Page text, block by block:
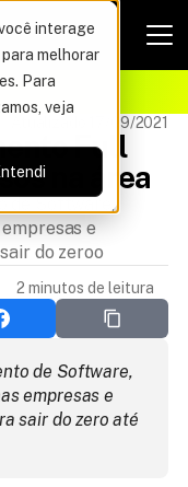
interage
melhorar
Para
veja
TEMPO LIMITADO
Atualizado 17/09/2021
Full
na área
de Software,
e
do zeroo
2 minutos de leitura
de Software,
empresas e
sair do zero até